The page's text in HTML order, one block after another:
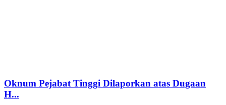
Oknum Pejabat Tinggi Dilaporkan atas Dugaan
H...